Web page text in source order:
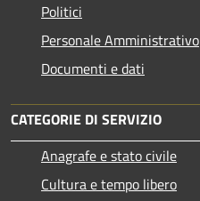
Politici
Personale Amministrativo
Documenti e dati
CATEGORIE DI SERVIZIO
Anagrafe e stato civile
Cultura e tempo libero